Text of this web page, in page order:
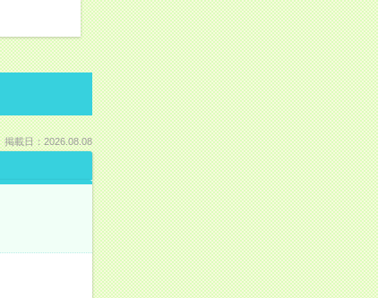
掲載日：2026.08.08